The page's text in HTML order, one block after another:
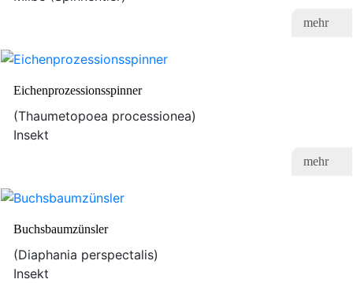
mehr
Eichenprozessionsspinner
(Thaumetopoea processionea)
Insekt
mehr
Buchsbaumzünsler
(Diaphania perspectalis)
Insekt